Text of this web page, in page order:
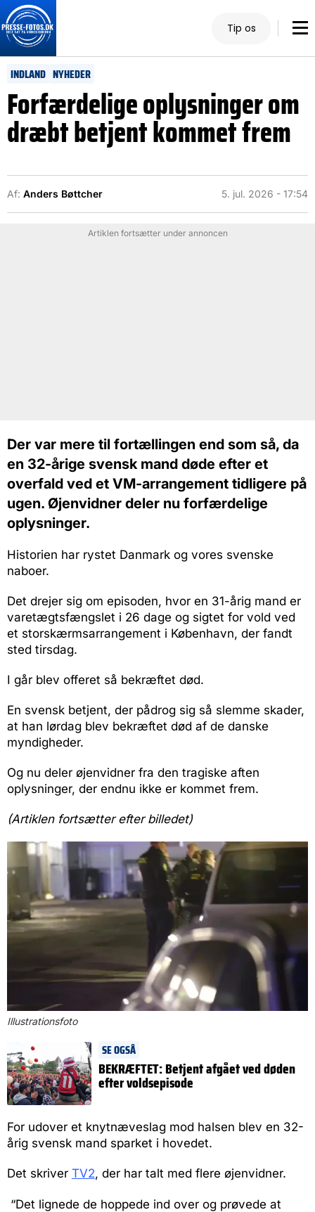
Tip os
INDLAND NYHEDER
Forfærdelige oplysninger om
dræbt betjent kommet frem
Af: Anders Bøttcher 5. jul. 2026 - 17:54
Artiklen fortsætter under annoncen
Der var mere til fortællingen end som så, da
en 32-årige svensk mand døde efter et
overfald ved et VM-arrangement tidligere på
ugen. Øjenvidner deler nu forfærdelige
oplysninger.
Historien har rystet Danmark og vores svenske
naboer.
Det drejer sig om episoden, hvor en 31-årig mand er
varetægtsfængslet i 26 dage og sigtet for vold ved
et storskærmsarrangement i København, der fandt
sted tirsdag.
I går blev offeret så bekræftet død.
En svensk betjent, der pådrog sig så slemme skader,
at han lørdag blev bekræftet død af de danske
myndigheder.
Og nu deler øjenvidner fra den tragiske aften
oplysninger, der endnu ikke er kommet frem.
(Artiklen fortsætter efter billedet)
Illustrationsfoto
SE OGSÅ
BEKRÆFTET: Betjent afgået ved døden
efter voldsepisode
For udover et knytnæveslag mod halsen blev en 32-
årig svensk mand sparket i hovedet.
Det skriver TV2, der har talt med flere øjenvidner.
“Det lignede de hoppede ind over og prøvede at